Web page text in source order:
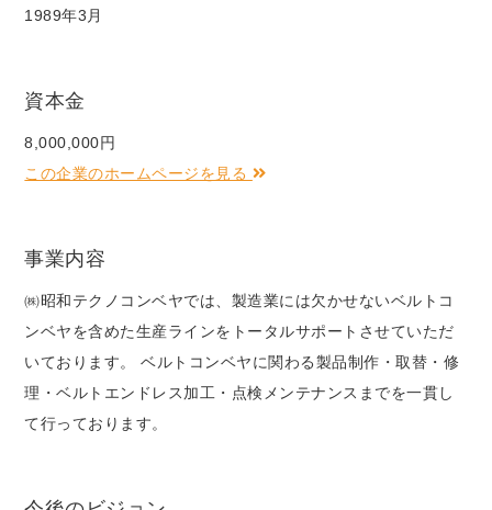
1989年3月
資本金
8,000,000円
この企業のホームページを見る
事業内容
㈱昭和テクノコンベヤでは、製造業には欠かせないベルトコ
ンベヤを含めた生産ラインをトータルサポートさせていただ
いております。 ベルトコンベヤに関わる製品制作・取替・修
理・ベルトエンドレス加工・点検メンテナンスまでを一貫し
て行っております。